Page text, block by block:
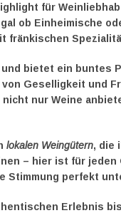
für
ob Einheimische
fränkischen
bietet ein buntes
Geselligkeit und
nur Weine
lokalen Weingütern, die
– hier ist für
Stimmung perfekt
Erlebnis